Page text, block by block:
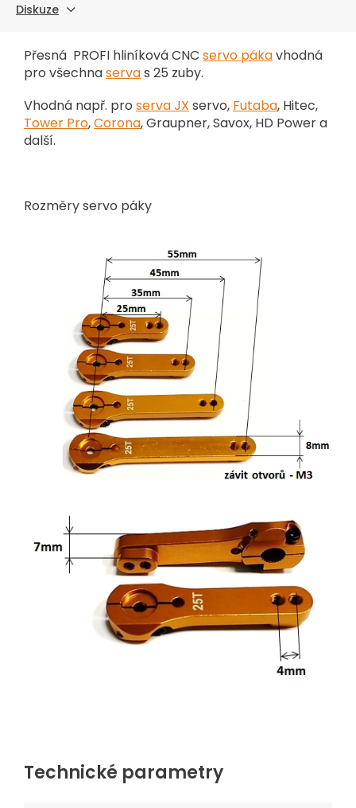
Diskuze
Přesná PROFI hliníková CNC servo pákavhodná
pro všechnaservas 25 zuby.
Vhodná např. pro serva JX servo, Futaba, Hitec,
Tower Pro,Corona, Graupner, Savox, HD Power a
další.
Rozměry servo páky
Technické parametry